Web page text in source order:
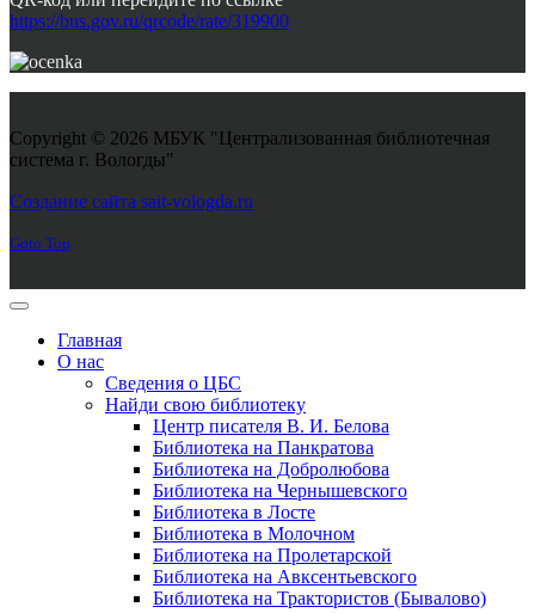
https://bus.gov.ru/qrcode/rate/319900
Copyright © 2026 МБУК "Централизованная библиотечная
система г. Вологды"
Создание сайта sait-vologda.ru
Goto Top
Главная
О нас
Сведения о ЦБС
Найди свою библиотеку
Центр писателя В. И. Белова
Библиотека на Панкратова
Библиотека на Добролюбова
Библиотека на Чернышевского
Библиотека в Лосте
Библиотека в Молочном
Библиотека на Пролетарской
Библиотека на Авксентьевского
Библиотека на Трактористов (Бывалово)